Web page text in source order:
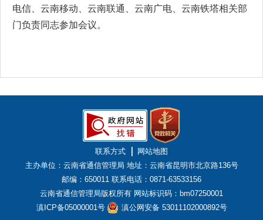
电信、云南移动、云南联通、云南广电、云南铁塔相关部
门负责同志参加会议。
联系方式
网站地图
主办单位：云南省通信管理局 地址：云南省昆明市北京路136号
邮编：650011 联系电话：0871-63533156
云南省通信管理局版权所有 网站标识码：bm07250001
滇ICP备05000001号
滇公网安备 53011102000892号